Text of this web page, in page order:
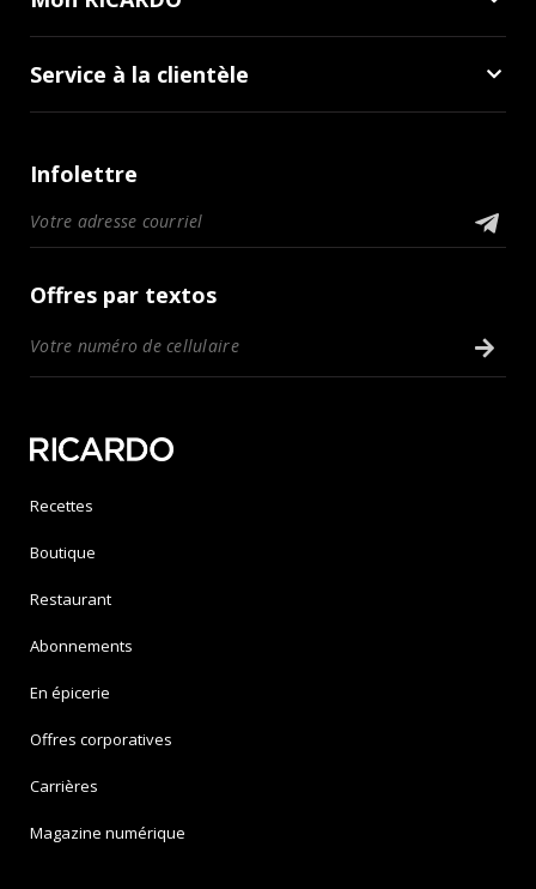
Service à la clientèle
Infolettre
Offres par textos
Recettes
Boutique
Restaurant
Abonnements
En épicerie
Offres corporatives
Carrières
Magazine numérique